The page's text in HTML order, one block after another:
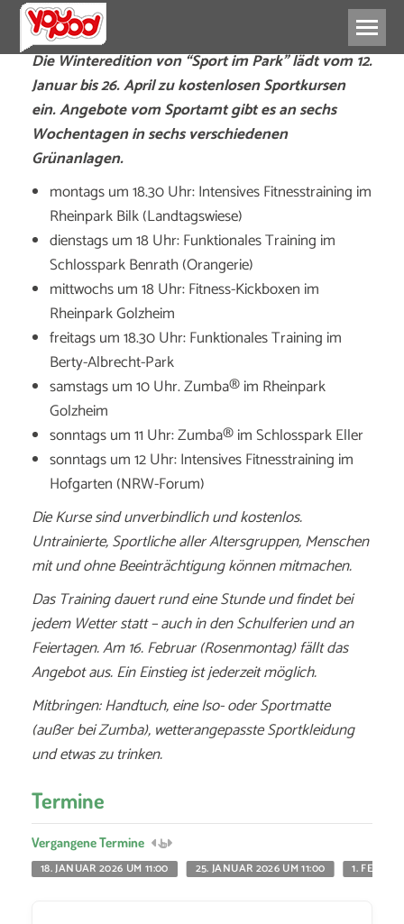
Die Winteredition von “Sport im Park” lädt vom 12.
Januar bis 26. April zu kostenlosen Sportkursen
ein. Angebote vom Sportamt gibt es an sechs
Wochentagen in sechs verschiedenen
Grünanlagen.
montags um 18.30 Uhr: Intensives Fitnesstraining im
Rheinpark Bilk (Landtagswiese)
dienstags um 18 Uhr: Funktionales Training im
Schlosspark Benrath (Orangerie)
mittwochs um 18 Uhr: Fitness-Kickboxen im
Rheinpark Golzheim
freitags um 18.30 Uhr: Funktionales Training im
Berty-Albrecht-Park
samstags um 10 Uhr. Zumba® im Rheinpark
Golzheim
sonntags um 11 Uhr: Zumba® im Schlosspark Eller
sonntags um 12 Uhr: Intensives Fitnesstraining im
Hofgarten (NRW-Forum)
Die Kurse sind unverbindlich und kostenlos.
Untrainierte, Sportliche aller Altersgruppen, Menschen
mit und ohne Beeinträchtigung können mitmachen.
Das Training dauert rund eine Stunde und findet bei
jedem Wetter statt – auch in den Schulferien und an
Feiertagen. Am 16. Februar (Rosenmontag) fällt das
Angebot aus. Ein Einstieg ist jederzeit möglich.
Mitbringen: Handtuch, eine Iso- oder Sportmatte
(außer bei Zumba), wetterangepasste Sportkleidung
und etwas zu trinken.
Termine
Vergangene Termine
18. JANUAR 2026 UM 11:00
25. JANUAR 2026 UM 11:00 1.